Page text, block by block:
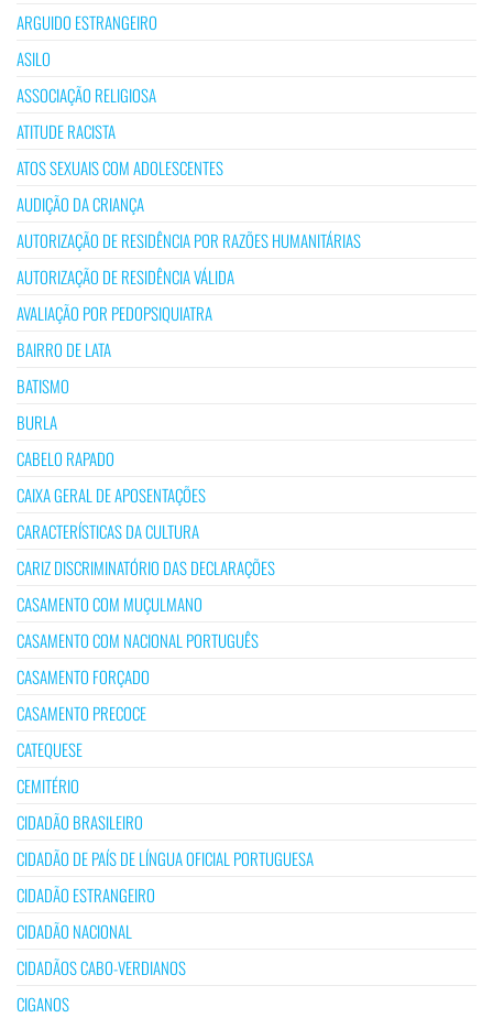
ARGUIDO ESTRANGEIRO
ASILO
ASSOCIAÇÃO RELIGIOSA
ATITUDE RACISTA
ATOS SEXUAIS COM ADOLESCENTES
AUDIÇÃO DA CRIANÇA
AUTORIZAÇÃO DE RESIDÊNCIA POR RAZÕES HUMANITÁRIAS
AUTORIZAÇÃO DE RESIDÊNCIA VÁLIDA
AVALIAÇÃO POR PEDOPSIQUIATRA
BAIRRO DE LATA
BATISMO
BURLA
CABELO RAPADO
CAIXA GERAL DE APOSENTAÇÕES
CARACTERÍSTICAS DA CULTURA
CARIZ DISCRIMINATÓRIO DAS DECLARAÇÕES
CASAMENTO COM MUÇULMANO
CASAMENTO COM NACIONAL PORTUGUÊS
CASAMENTO FORÇADO
CASAMENTO PRECOCE
CATEQUESE
CEMITÉRIO
CIDADÃO BRASILEIRO
CIDADÃO DE PAÍS DE LÍNGUA OFICIAL PORTUGUESA
CIDADÃO ESTRANGEIRO
CIDADÃO NACIONAL
CIDADÃOS CABO-VERDIANOS
CIGANOS